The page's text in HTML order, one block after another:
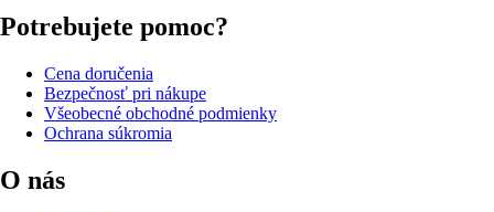
Potrebujete pomoc?
Cena doručenia
Bezpečnosť pri nákupe
Všeobecné obchodné podmienky
Ochrana súkromia
O nás